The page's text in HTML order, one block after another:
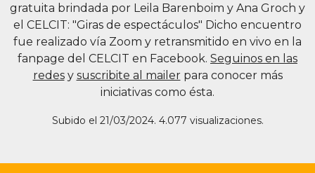
gratuita brindada por Leila Barenboim y Ana Groch y
el CELCIT: "Giras de espectáculos" Dicho encuentro
fue realizado vía Zoom y retransmitido en vivo en la
fanpage del CELCIT en Facebook. Seguinos en las
redesy suscribite al mailerpara conocer más
iniciativas como ésta.
Subido el 21/03/2024. 4.077 visualizaciones.